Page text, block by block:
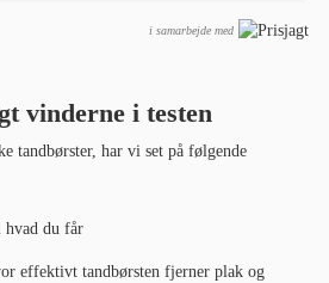
i samarbejde med
vinderne i testen
tandbørster, har vi set på følgende
du får
effektivt tandbørsten fjerner plak og